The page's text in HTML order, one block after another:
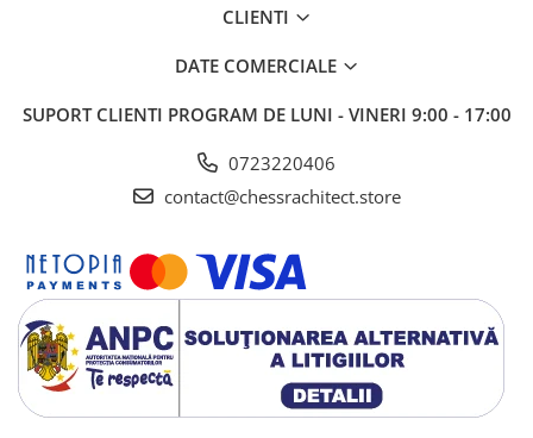
CLIENTI
DATE COMERCIALE
SUPORT CLIENTI PROGRAM DE LUNI - VINERI 9:00 - 17:00
0723220406
contact@chessrachitect.store